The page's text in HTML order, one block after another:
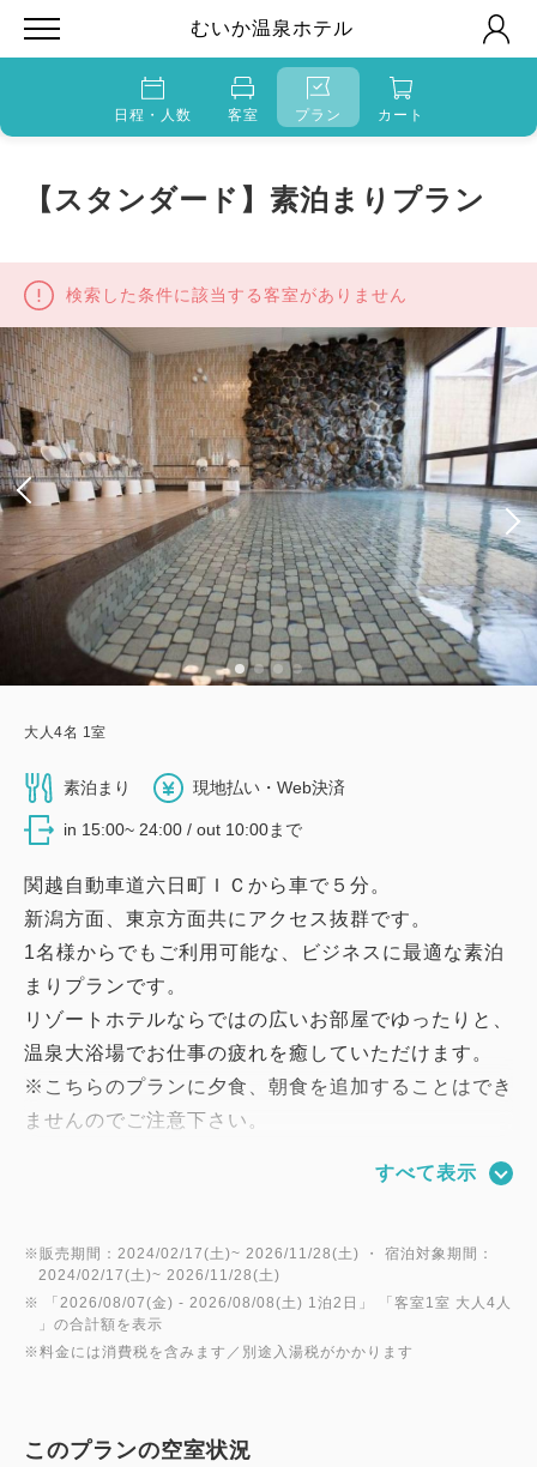
むいか温泉ホテル
日程・人数 客室 プラン カート
【スタンダード】素泊まりプラン
検索した条件に該当する客室がありません
大人 4名 1 室
素泊まり 現地払い・Web決済
in 15:00~ 24:00 / out 10:00まで
関越自動車道六日町ＩＣから車で５分。
新潟方面、東京方面共にアクセス抜群です。
1名様からでもご利用可能な、ビジネスに最適な素泊
まりプランです。
リゾートホテルならではの広いお部屋でゆったりと、
温泉大浴場でお仕事の疲れを癒していただけます。
※こちらのプランに夕食、朝食を追加することはでき
ませんのでご注意下さい。
◆温泉大浴場◆
営業時間5：00～25：00
(10：00～12：00の清掃時間はご利用いただけま
呂」は閉鎖しております。予めご了承いただけますよ
すべて表示
※販売期間：2024/02/17(土)~ 2026/11/28(土) ・ 宿泊対象期間：
2024/02/17(土)~ 2026/11/28(土)
※ 「 2026/08/07(金) - 2026/08/08(土) 1泊2日 」 「客室1室 大人4人
」の合計額を表示
※料金には消費税を含みます／別途入湯税がかかります
このプランの空室状況